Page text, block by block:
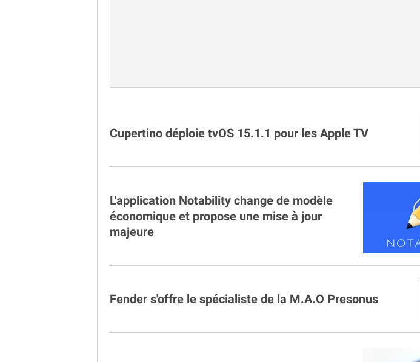
Cupertino déploie tvOS 15.1.1 pour les Apple TV
L'application Notability change de modèle
économique et propose une mise à jour
majeure
Fender s'offre le spécialiste de la M.A.O Presonus